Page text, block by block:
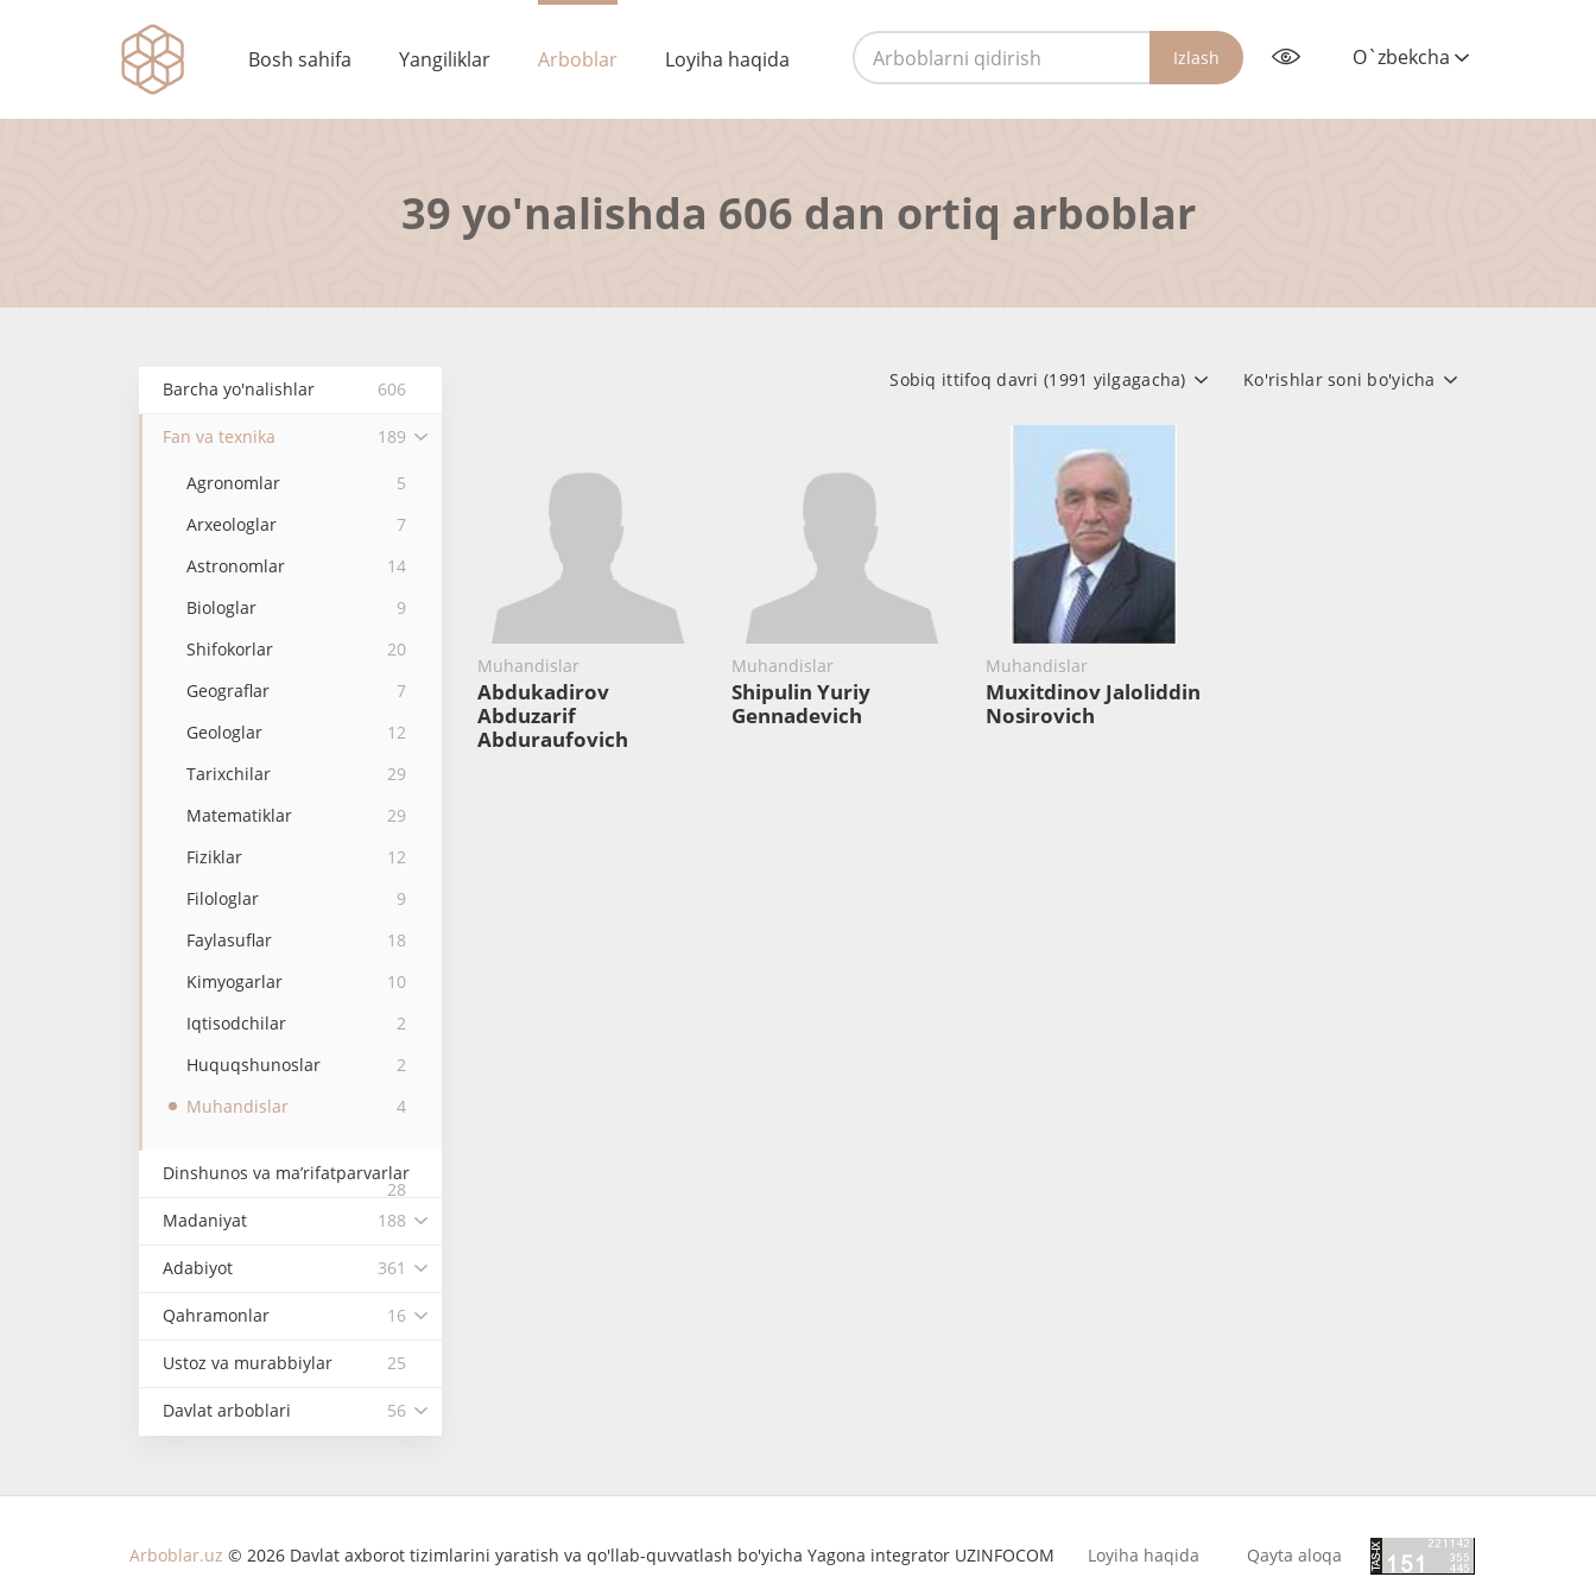
Bosh sahifa Yangiliklar Arboblar Loyiha haqida Izlash O`zbekcha
39 yo'nalishda 606 dan ortiq arboblar
Barcha yo'nalishlar 606
Fan va texnika 189
Agronomlar
5
Arxeologlar
7
Astronomlar
14
Biologlar
9
Shifokorlar
20
Geograflar
7
Geologlar
12
Tarixchilar
29
Matematiklar
29
Fiziklar
12
Filologlar
9
Faylasuflar
18
Kimyogarlar
10
Iqtisodchilar
2
Huquqshunoslar
2
Muhandislar
4
Dinshunos va ma’rifatparvarlar
28
Madaniyat
188
Adabiyot 361
Qahramonlar 16
Ustoz va murabbiylar 25
Davlat arboblari 56
Ko'rishlar soni bo'yicha
Sobiq ittifoq davri (1991 yilgagacha)
Muhandislar
Abdukadirov
Abduzarif
Abduraufovich
Muhandislar
Shipulin Yuriy
Gennadevich
Muhandislar
Muxitdinov Jaloliddin
Nosirovich
Arboblar.uz © 2026 Davlat axborot tizimlarini yaratish va qo'llab-quvvatlash bo'yicha Yagona integrator UZINFOCOM Loyiha haqida Qayta aloqa